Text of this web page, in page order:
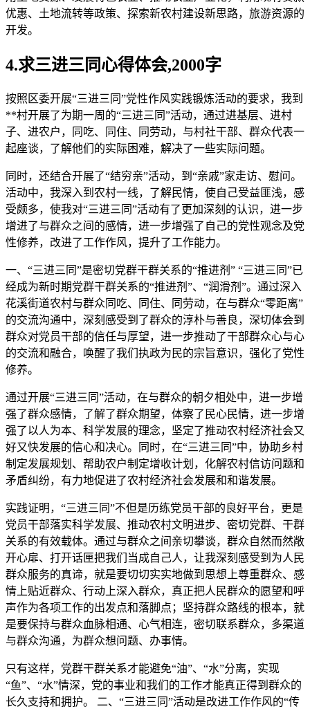
优惠、土地流转等政策、探索新农村建设新思路，旅游资源的
开发。
4.求三进三同心得体会,2000字
按照区委开展“三进三同”党性作风实践锻炼活动的要求，我到
**村开展了为期一周的“三进三同”活动，通过进基层、进村
子、进农户，同吃、同住、同劳动，与村社干部、群众代表一
起座谈，了解他们的实际困难，解决了一些实际问题。
同时，还结合开展了“结穷亲”活动，到“亲戚”家走访、慰问。
活动中，我深入到农村一线，了解民情，使自己受益匪浅，感
受颇多，使我对“三进三同”活动有了更加深刻的认识，进一步
增进了与群众之间的感情，进一步增强了自己的党性观念及党
性修养，改进了工作作风，提升了工作能力。
一、“三进三同”是密切党群干群关系的“推进剂” “三进三同”已
经成为新时期党群干群关系的“推进剂”、“润滑剂”。通过深入
花溪街道农村与群众同吃、同住、同劳动，在与群众“零距离”
的交流沟通中，深刻感受到了群众的淳朴与善良，深切体会到
群众对党员干部的信任与厚望，进一步推动了干部群众心与心
的交流和融合，唤醒了我们执政为民的宗旨意识，强化了党性
修养。
通过开展“三进三同”活动，在与群众的朝夕相处中，进一步增
强了群众感情，了解了群众期望，体察了民心民情，进一步增
强了以人为本、科学发展的理念，坚定了推动农村经济社会又
好又快发展的信心和决心。同时，在“三进三同”中，协助乡村
制定发展规划、帮助农户制定增收计划，化解农村信访问题和
矛盾纠纷，有力地促进了农村经济社会发展和和谐发展。
实践证明，“三进三同”不但是历练党员干部的良好平台，更是
党员干部落实科学发展、推动农村文明进步、密切党群、干群
关系的有效载体。通过与群众之间亲切攀谈，群众自然而然敞
开心扉、打开话匣把我们当成自己人，让我深刻感受到为人民
群众服务的真谛，就是要切切实实地做到思想上尊重群众、感
情上贴近群众、行动上深入群众，真正把人民群众的愿望和呼
声作为各项工作的出发点和落脚点；坚持群众路线的根本，就
是要保持与群众血脉相通、心气相连，密切联系群众，多渠道
与群众沟通，为群众想问题、办事情。
只有这样，党群干群关系才能避免“油”、“水”分离，实现
“鱼”、“水”情深，党的事业和我们的工作才能真正得到群众的
长久支持和拥护。 二、“三进三同”活动是改进工作作风的“传